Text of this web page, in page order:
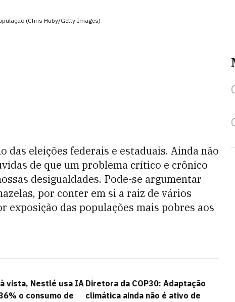
(Chris Huby/Getty Images)
das eleições federais e estaduais. Ainda não
de que um problema crítico e crônico
desigualdades. Pode-se argumentar
por conter em si a raiz de vários
das populações mais pobres aos
à vista, Nestlé usa IA
o consumo de
Diretora da COP30: Adaptação
climática ainda não é ativo de